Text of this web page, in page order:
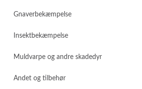
Gnaverbekæmpelse
Insektbekæmpelse
Muldvarpe og andre skadedyr
Andet og tilbehør